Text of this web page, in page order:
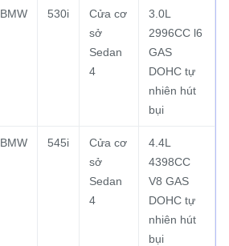
BMW 530i
Cửa cơ
sở
Sedan
4
3.0L
2996CC l6
GAS
DOHC tự
nhiên hút
bụi
BMW 545i
Cửa cơ
sở
Sedan
4
4.4L
4398CC
V8 GAS
DOHC tự
nhiên hút
bụi